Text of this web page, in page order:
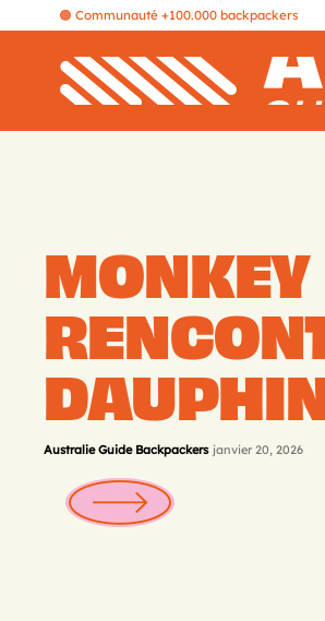
🟠 Communauté +100.000 backpackers
Australie Guide Backpackers janvier 20, 2026